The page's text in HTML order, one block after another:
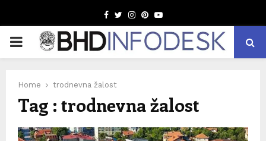
Facebook
TwitterInstagram
Pinterest
Youtube
PRIMARY
Home trodnevna žalost
Tag : trodnevna žalost